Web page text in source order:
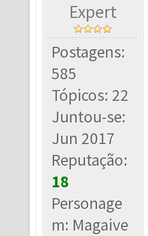
Expert
Postagens:
585
Tópicos: 22
Juntou-se:
Jun 2017
Reputação:
18
Personage
m: Magaive